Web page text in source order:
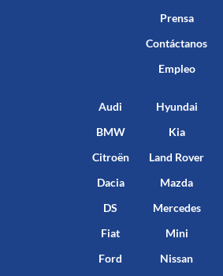
Prensa
Contáctanos
Empleo
Audi
BMW
Citroën
Dacia
DS
Fiat
Ford
Hyundai
Kia
Land Rover
Mazda
Mercedes
Mini
Nissan